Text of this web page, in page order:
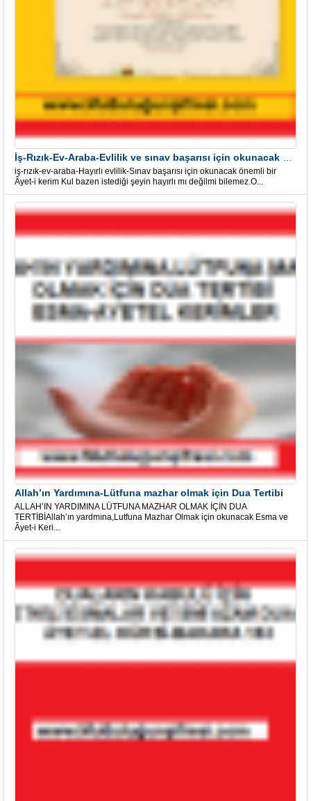
iş-rızık-ev-araba-Hayırlı evlilik-Sınav başarısı için okunacak önemli bir
Âyet-i kerim Kul bazen istediği şeyin hayırlı mı değilmi bilemez.O...
Allah’ın Yardımına-Lütfuna mazhar olmak için Dua Tertibi
ALLAH’IN YARDIMINA LÜTFUNA MAZHAR OLMAK İÇİN DUA
TERTİBİAllah’ın yardmına,Lutfuna Mazhar Olmak için okunacak Esma ve
Âyet-i Keri...